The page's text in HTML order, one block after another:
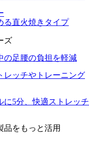
る直火焼きタイプ
ズ
の足腰の負担を軽減
レッチやトレーニング
に5分、快適ストレッチ
品をもっと活用